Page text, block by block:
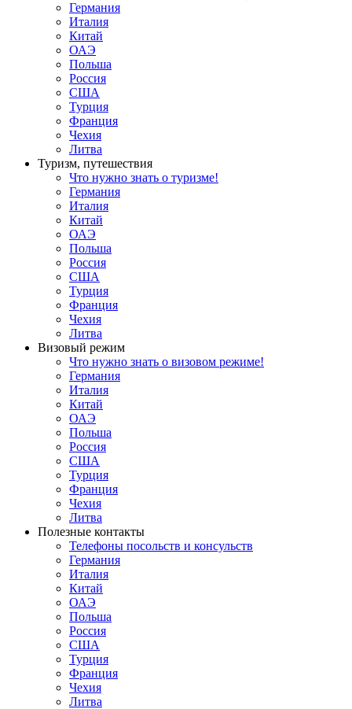
Германия
Италия
Китай
ОАЭ
Польша
Россия
США
Турция
Франция
Чехия
Литва
Туризм, путешествия
Что нужно знать о туризме!
Германия
Италия
Китай
ОАЭ
Польша
Россия
США
Турция
Франция
Чехия
Литва
Визовый режим
Что нужно знать о визовом режиме!
Германия
Италия
Китай
ОАЭ
Польша
Россия
США
Турция
Франция
Чехия
Литва
Полезные контакты
Телефоны посольств и консульств
Германия
Италия
Китай
ОАЭ
Польша
Россия
США
Турция
Франция
Чехия
Литва